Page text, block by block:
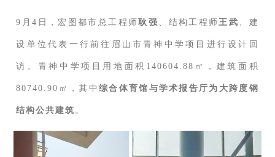
9月4日，宏图都市总工程师耿强 、结构工程师 王武 、建
设单位代表一行前往眉山市青神中学项目进行设计回
访。青神中学项目用地面积140604.88㎡，建筑面积
80740.90㎡，其中 综合体育馆与学术报告厅为大跨度钢
结构公共建筑 。